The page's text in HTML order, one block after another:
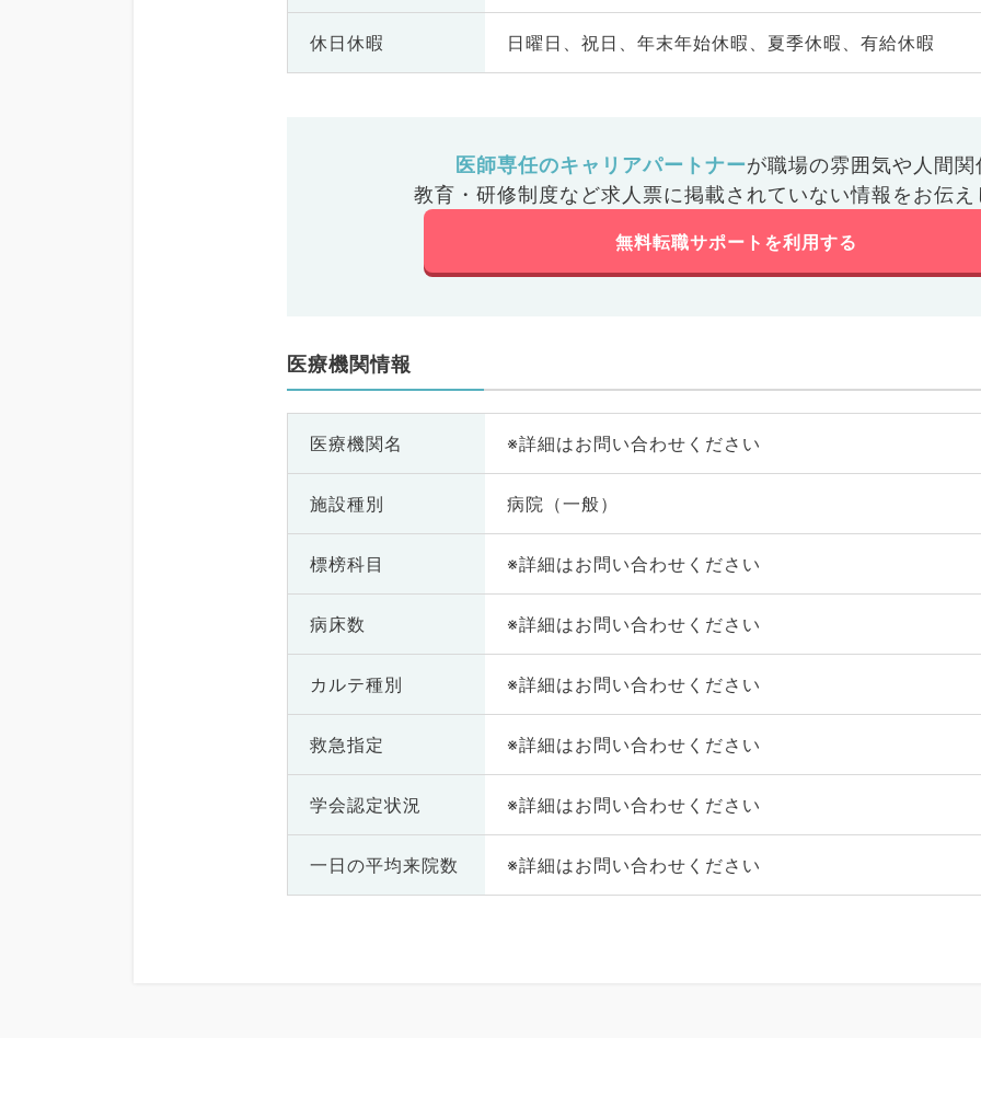
休日休暇 日曜日、祝日、年末年始休暇、夏季休暇、有給休暇
医師専任のキャリアパートナーが職場の雰囲気や人間関
教育・研修制度など求人票に掲載されていない情報をお伝え
無料転職サポートを利用する
医療機関情報
医療機関名 ※詳細はお問い合わせください
施設種別 病院（一般）
標榜科目 ※詳細はお問い合わせください
病床数 ※詳細はお問い合わせください
カルテ種別 ※詳細はお問い合わせください
救急指定 ※詳細はお問い合わせください
学会認定状況 ※詳細はお問い合わせください
一日の平均来院数 ※詳細はお問い合わせください